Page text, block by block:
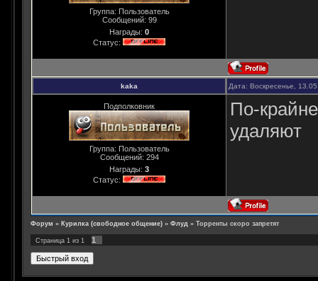
Группа: Пользователь
Сообщений: 99
Награды: 0
Статус:
kaka Дата: Воскресенье,
Подполковник
Группа: Пользователь
Сообщений: 294
Награды: 3
Статус:
По-
удаляют
Форум » Курилка (свободное общение) » Флуд » Торренты скоро запретят
Страница 1 из 1 1